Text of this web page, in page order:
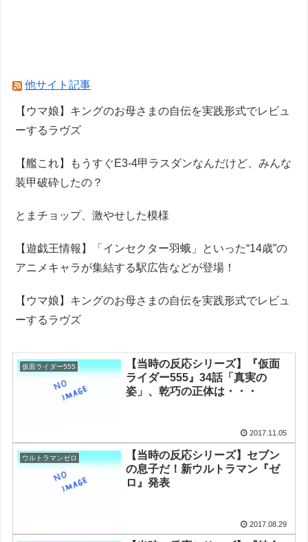
他サイト記事
【ウマ娘】キングのお母さまの自伝を実践形式でレビュ
ーするラヴズ
【艦これ】もうすぐE3-4甲ラスダンなんだけど、みんな
装甲破砕したの？
とまチョップ、激やせした模様
【遊戯王情報】「インセクター羽蛾」といった“14歳”の
アニメキャラが集結する駅広告などが登場！
【ウマ娘】キングのお母さまの自伝を実践形式でレビュ
ーするラヴズ
仮面ライダー555
【当時の反応シリーズ】『仮面
ライダー555』34話「真実の
姿」、乾巧の正体は・・・
2017.11.05
ウルトラマンゼロ
【当時の反応シリーズ】セブン
の息子だ！新ウルトラマン『ゼ
ロ』発表
2017.08.29